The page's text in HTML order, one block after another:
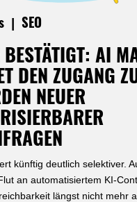
| SEO
BESTÄTIGT: AI
DEN ZUGANG
NEUER
künftig deutlich selektiver.
an automatisiertem KI-
längst nicht mehr